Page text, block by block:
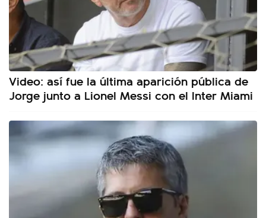
Video: así fue la última aparición pública de
Jorge junto a Lionel Messi con el Inter Miami